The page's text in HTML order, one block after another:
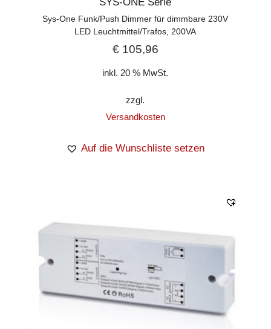
Sys-One Funk/Push Dimmer für dimmbare 230V
LED Leuchtmittel/Trafos, 200VA
€105,96
inkl. 20 % MwSt.
zzgl.
Versandkosten
Auf die Wunschliste setzen